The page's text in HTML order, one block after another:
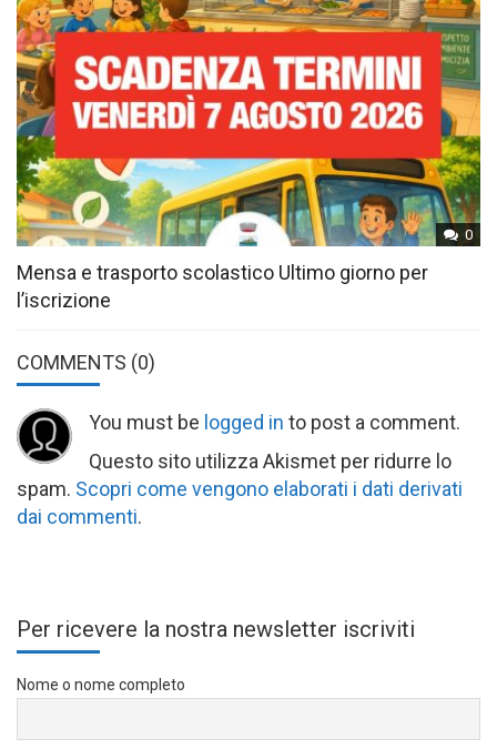
0
Mensa e trasporto scolastico Ultimo giorno per
l’iscrizione
COMMENTS (0)
You must be logged in to post a comment.
Questo sito utilizza Akismet per ridurre lo
spam. Scopri come vengono elaborati i dati derivati
dai commenti.
Per ricevere la nostra newsletter iscriviti
Nome o nome completo